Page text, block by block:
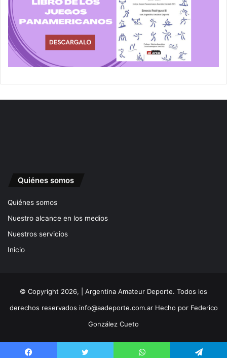
Quiénes somos
Quiénes somos
Nuestro alcance en los medios
Nuestros servicios
Inicio
© Copyright 2026, | Argentina Amateur Deporte. Todos los
derechos reservados info@aadeporte.com.arHecho por Federico
González Cueto